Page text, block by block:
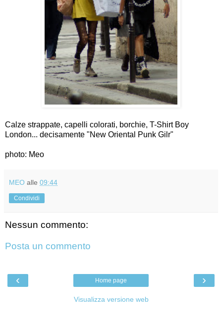
Calze strappate, capelli colorati, borchie, T-Shirt Boy
London... decisamente "New Oriental Punk Gilr"
photo: Meo
MEO alle 09:44
Condividi
Nessun commento:
Posta un commento
‹ ›
Home page
Visualizza versione web